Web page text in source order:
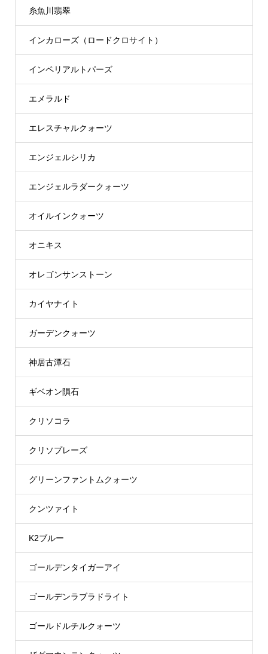
糸魚川翡翠
インカローズ（ロードクロサイト）
インペリアルトパーズ
エメラルド
エレスチャルクォーツ
エンジェルシリカ
エンジェルラダークォーツ
オイルインクォーツ
オニキス
オレゴンサンストーン
カイヤナイト
ガーデンクォーツ
神居古潭石
ギベオン隕石
クリソコラ
クリソプレーズ
グリーンファントムクォーツ
クンツァイト
K2ブルー
ゴールデンタイガーアイ
ゴールデンラブラドライト
ゴールドルチルクォーツ